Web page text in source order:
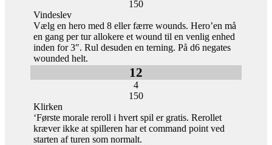
150
Vindeslev
Vælg en hero med 8 eller færre wounds. Hero’en må
en gang per tur allokere et wound til en venlig enhed
inden for 3″. Rul desuden en terning. På d6 negates
wounded helt.
12
4
150
Klirken
‘Første morale reroll i hvert spil er gratis. Rerollet
kræver ikke at spilleren har et command point ved
starten af turen som normalt.